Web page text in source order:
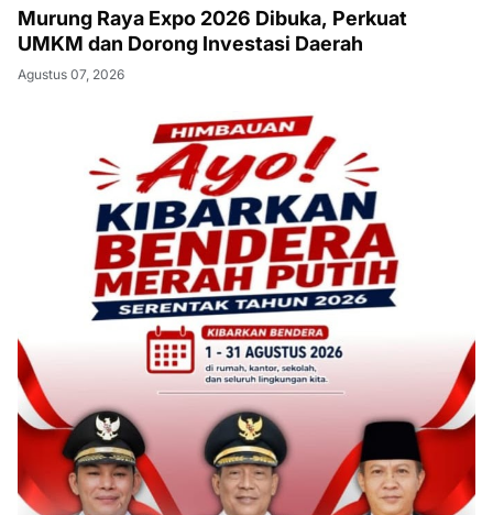
Murung Raya Expo 2026 Dibuka, Perkuat
UMKM dan Dorong Investasi Daerah
Agustus 07, 2026